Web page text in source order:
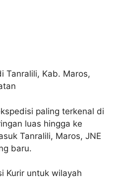
Tanralili, Kab. Maros,
paling terkenal di
luas hingga ke
Tanralili, Maros, JNE
baru.
Kurir untuk wilayah